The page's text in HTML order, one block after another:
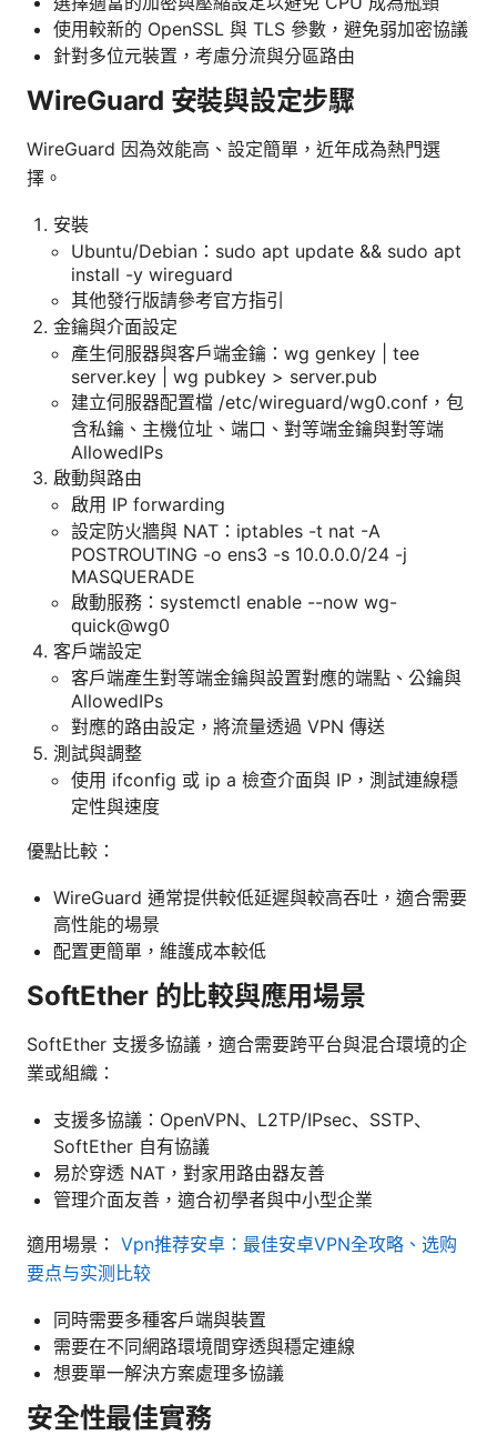
使用較新的 OpenSSL 與 TLS 參數，避免弱加密協議
針對多位元裝置，考慮分流與分區路由
WireGuard 安裝與設定步驟
WireGuard 因為效能高、設定簡單，近年成為熱門選
擇。
安裝
Ubuntu/Debian：sudo apt update && sudo apt
install -y wireguard
其他發行版請參考官方指引
金鑰與介面設定
產生伺服器與客戶端金鑰：wg genkey | tee
server.key | wg pubkey > server.pub
建立伺服器配置檔 /etc/wireguard/wg0.conf，包
含私鑰、主機位址、端口、對等端金鑰與對等端
AllowedIPs
啟動與路由
啟用 IP forwarding
設定防火牆與 NAT：iptables -t nat -A
POSTROUTING -o ens3 -s 10.0.0.0/24 -j
MASQUERADE
啟動服務：systemctl enable --now wg-
quick@wg0
客戶端設定
客戶端產生對等端金鑰與設置對應的端點、公鑰與
AllowedIPs
對應的路由設定，將流量透過 VPN 傳送
測試與調整
使用 ifconfig 或 ip a 檢查介面與 IP，測試連線穩
定性與速度
優點比較：
WireGuard 通常提供較低延遲與較高吞吐，適合需要
高性能的場景
配置更簡單，維護成本較低
SoftEther 的比較與應用場景
SoftEther 支援多協議，適合需要跨平台與混合環境的企
業或組織：
支援多協議：OpenVPN、L2TP/IPsec、SSTP、
SoftEther 自有協議
易於穿透 NAT，對家用路由器友善
管理介面友善，適合初學者與中小型企業
適用場景： Vpn推荐安卓：最佳安卓VPN全攻略、选购
要点与实测比较
同時需要多種客戶端與裝置
需要在不同網路環境間穿透與穩定連線
想要單一解決方案處理多協議
安全性最佳實務